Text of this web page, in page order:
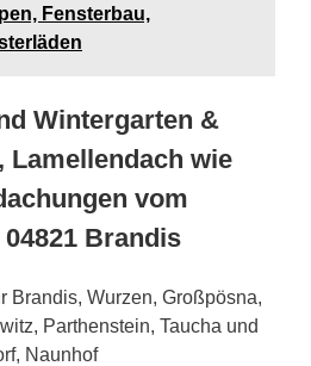
Fensterbau,
Wintergarten &
Lamellendach wie
vom
Brandis
Brandis, Wurzen, Großpösna,
Parthenstein, Taucha und
Naunhof